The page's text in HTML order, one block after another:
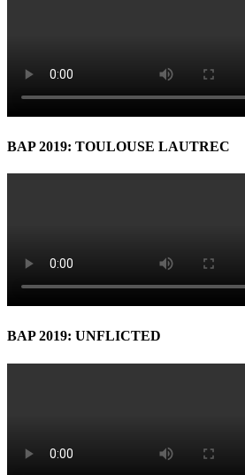
BAP 2019: TOULOUSE LAUTREC
BAP 2019: UNFLICTED